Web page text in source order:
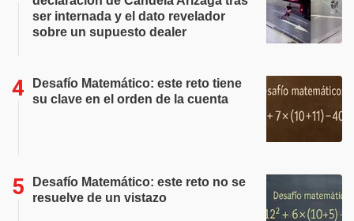
ser internada y el dato revelador
sobre un supuesto dealer
Desafío Matemático: este reto tiene
su clave en el orden de la cuenta
Desafío Matemático: este reto no se
resuelve de un vistazo